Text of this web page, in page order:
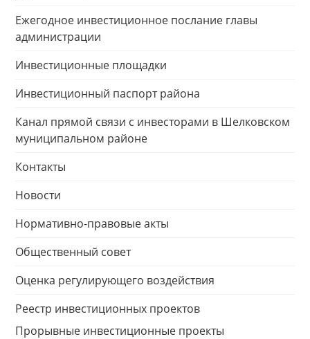
Ежегодное инвестиционное послание главы
администрации
Инвестиционные площадки
Инвестиционный паспорт района
Канал прямой связи с инвесторами в Шелковском
муниципальном районе
Контакты
Новости
Нормативно-правовые акты
Общественный совет
Оценка регулирующего воздействия
Реестр инвестиционных проектов
Прорывные инвестиционные проекты